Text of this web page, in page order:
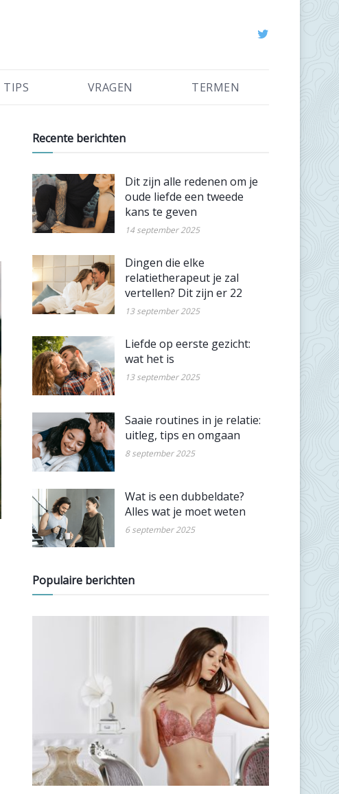
TIPS VRAGEN TERMEN
Recente berichten
Dit zijn alle redenen om je
oude liefde een tweede
kans te geven
14 september 2025
Dingen die elke
relatietherapeut je zal
vertellen? Dit zijn er 22
13 september 2025
Liefde op eerste gezicht:
wat het is
13 september 2025
Saaie routines in je relatie:
uitleg, tips en omgaan
8 september 2025
Wat is een dubbeldate?
Alles wat je moet weten
6 september 2025
Populaire berichten